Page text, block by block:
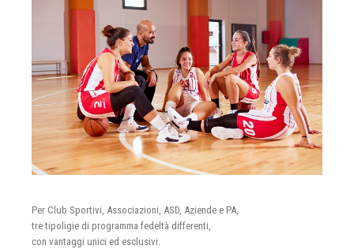
Per Club Sportivi, Associazioni, ASD, Aziende e PA,
tre tipoligie di programma fedeltà differenti,
con vantaggi unici ed esclusivi.